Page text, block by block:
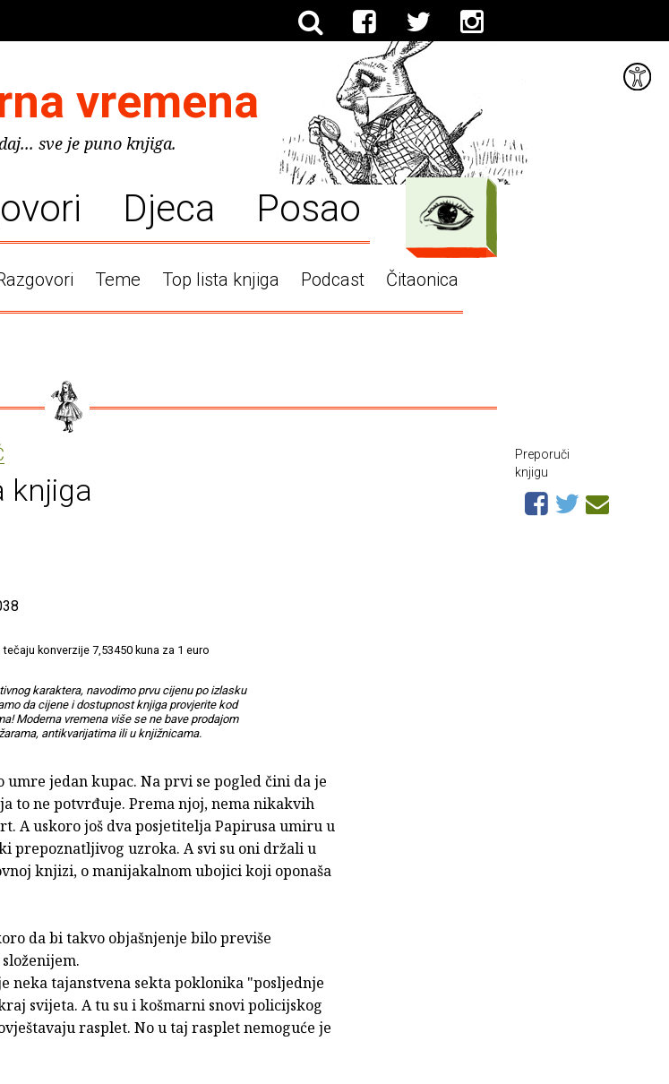
vremena
sve je puno knjiga.
Djeca Posao
Teme Top lista knjiga Podcast Čitaonica
knjiga
konverzije 7,53450 kuna za 1 euro
karaktera, navodimo prvu cijenu po izlasku
da cijene i dostupnost knjiga provjerite kod
Moderna vremena više se ne bave prodajom
antikvarijatima ili u knjižnicama.
jedan kupac. Na prvi se pogled čini da je
to ne potvrđuje. Prema njoj, nema nikakvih
A uskoro još dva posjetitelja Papirusa umiru u
prepoznatljivog uzroka. A svi su oni držali u
knjizi, o manijakalnom ubojici koji oponaša
da bi takvo objašnjenje bilo previše
neka tajanstvena sekta poklonika "posljednje
svijeta. A tu su i košmarni snovi policijskog
rasplet. No u taj rasplet nemoguće je
Preporuči
knjigu